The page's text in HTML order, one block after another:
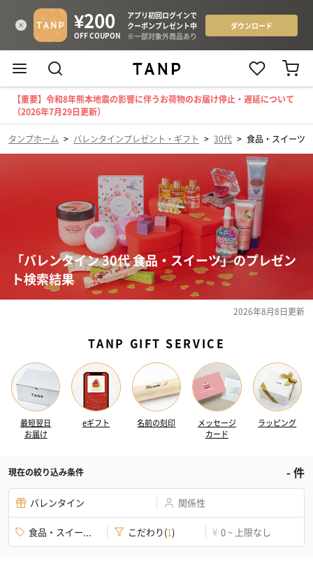
【重要】令和8年熊本地震の影響に伴うお荷物のお届け停止・遅延について
（2026年7月29日更新）
タンプホーム > バレンタインプレゼント・ギフト > 30代 > 食品・スイーツ
「バレンタイン 30代 食品・スイーツ」のプレゼン
ト検索結果
2026年8月8日更新
TANP GIFT SERVICE
最短翌日
お届け
eギフト 名前の刻印
メッセージ
カード
ラッピング
現在の絞り込み条件 -件
バレンタイン 関係性
食品・スイー... こだわり(1) ¥ 0 ~ 上限なし